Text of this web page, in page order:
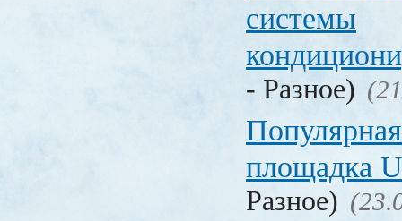
системы
- Разное)
площадка
Разное)